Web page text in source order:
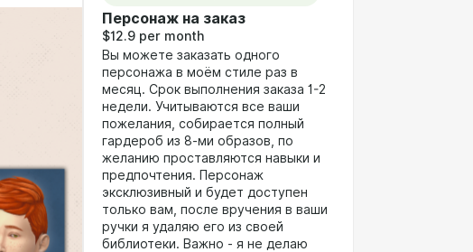
Персонаж на заказ
$12.9 per month
Вы можете заказать одного
персонажа в моём стиле раз в
месяц. Срок выполнения заказа 1-2
недели. Учитываются все ваши
пожелания, собирается полный
гардероб из 8-ми образов, по
желанию проставляются навыки и
предпочтения. Персонаж
эксклюзивный и будет доступен
только вам, после вручения в ваши
ручки я удаляю его из своей
библиотеки. Важно - я не делаю